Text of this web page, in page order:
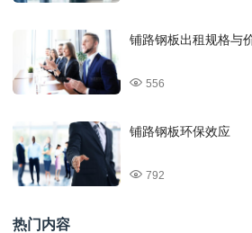
铺路钢板出租规格与
556
铺路钢板环保效应
792
热门内容